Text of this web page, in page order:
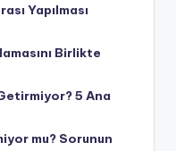
Yapılması
Birlikte
5 Ana
mu? Sorunun